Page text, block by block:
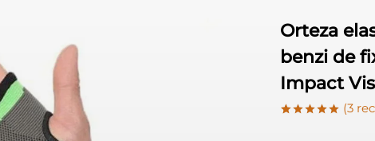
Orteza
benzi de
Impact
(3